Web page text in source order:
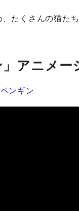
たくさんの猫た
」アニメー
ンギン